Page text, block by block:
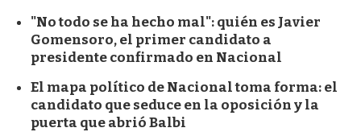
"No todo se ha hecho mal": quién es Javier
Gomensoro, el primer candidato a
presidente confirmado en Nacional
El mapa político de Nacional toma forma: el
candidato que seduce en la oposición y la
puerta que abrió Balbi